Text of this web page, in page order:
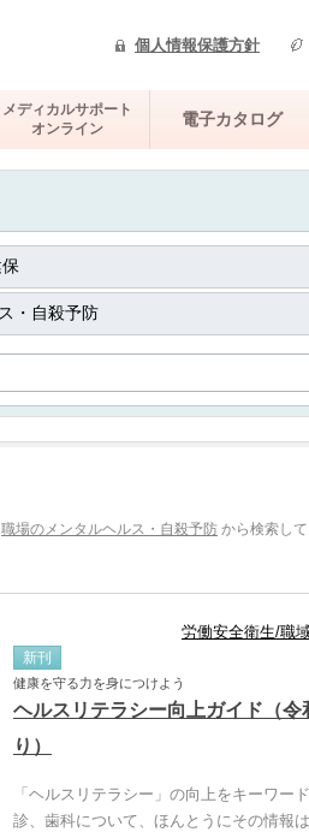
個人情報保護方針
メディカルサポート
オンライン
電子カタログ
職場のメンタルヘルス・自殺予防 から検索して
労働安全衛生/職
新刊
健康を守る力を身につけよう
ヘルスリテラシー向上ガイド（
り）
「ヘルスリテラシー」の向上をキーワー
診、歯科について、ほんとうにその情報